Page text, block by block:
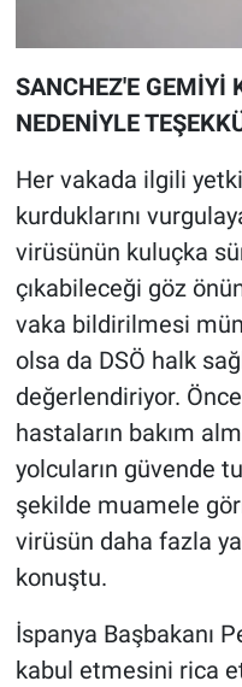
SANCHEZ'E GEMİYİ
NEDENİYLE
Her vakada ilgili
kurduklarını
virüsünün kuluçka
çıkabileceği göz
vaka bildirilmesi
olsa da DSÖ halk
değerlendiriyor.
hastaların bakım
yolcuların güvende
şekilde muamele
virüsün daha fazla
konuştu.
İspanya Başbakanı
kabul etmesini rica